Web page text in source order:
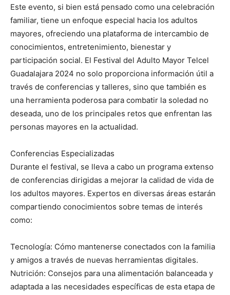
Este evento, si bien está pensado como una celebración
familiar, tiene un enfoque especial hacia los adultos
mayores, ofreciendo una plataforma de intercambio de
conocimientos, entretenimiento, bienestar y
participación social. El Festival del Adulto Mayor Telcel
Guadalajara 2024 no solo proporciona información útil a
través de conferencias y talleres, sino que también es
una herramienta poderosa para combatir la soledad no
deseada, uno de los principales retos que enfrentan las
personas mayores en la actualidad.
Conferencias Especializadas
Durante el festival, se lleva a cabo un programa extenso
de conferencias dirigidas a mejorar la calidad de vida de
los adultos mayores. Expertos en diversas áreas estarán
compartiendo conocimientos sobre temas de interés
como:
Tecnología: Cómo mantenerse conectados con la familia
y amigos a través de nuevas herramientas digitales.
Nutrición: Consejos para una alimentación balanceada y
adaptada a las necesidades específicas de esta etapa de